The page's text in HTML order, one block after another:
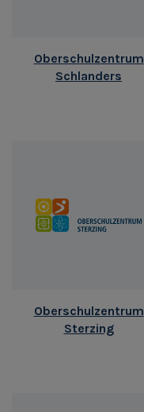
Oberschulzentrum
Schlanders
Oberschulzentrum
Sterzing